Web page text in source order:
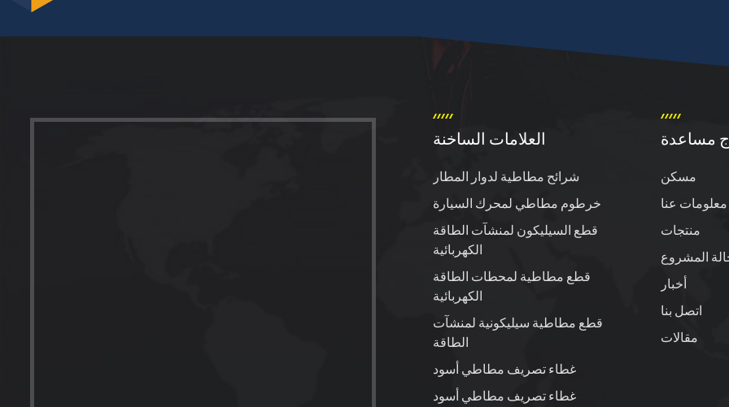
العلامات الساخنة
شرائح مطاطية لدوار المطار
خرطوم مطاطي لمحرك السيارة
قطع السيليكون لمنشآت الطاقة
الكهربائية
قطع مطاطية لمحطات الطاقة
الكهربائية
قطع مطاطية سيليكونية لمنشآت
الطاقة
غطاء تصريف مطاطي أسود
غطاء تصريف مطاطي أسود
مساعدة
مسكن
معلومات عنا
منتجات
المشروع
أخبار
اتصل بنا
مقالات